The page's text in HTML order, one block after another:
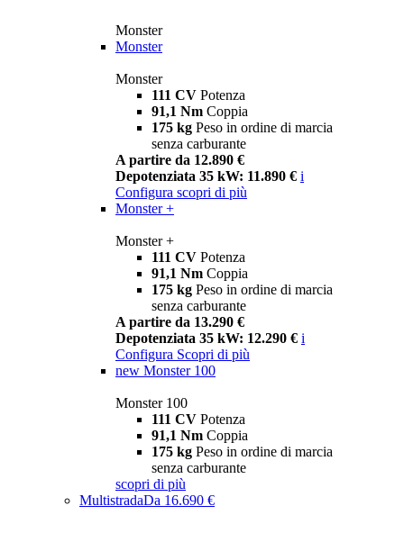
Monster
Monster
Monster
111 CV Potenza
91,1 Nm Coppia
175 kg Peso in ordine di marcia
senza carburante
A partire da 12.890 €
Depotenziata 35 kW: 11.890 € i
Configura scopri di più
Monster +
Monster +
111 CV Potenza
91,1 Nm Coppia
175 kg Peso in ordine di marcia
senza carburante
A partire da 13.290 €
Depotenziata 35 kW: 12.290 € i
Configura Scopri di più
new Monster 100
Monster 100
111 CV Potenza
91,1 Nm Coppia
175 kg Peso in ordine di marcia
senza carburante
scopri di più
MultistradaDa 16.690 €